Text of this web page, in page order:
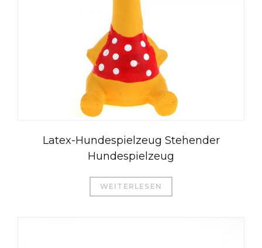
Latex-Hundespielzeug Stehender
Hundespielzeug
WEITERLESEN